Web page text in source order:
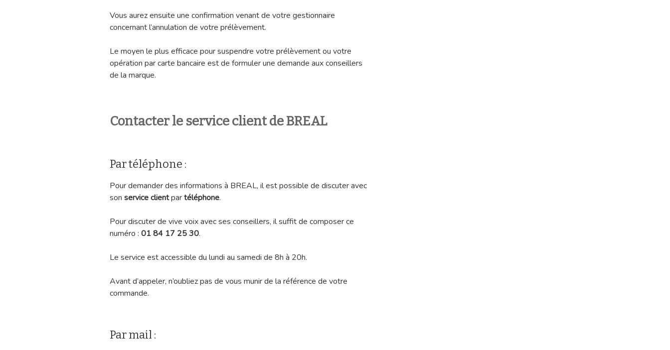
Vous aurez ensuite une confirmation venant de votre gestionnaire
concernant l’annulation de votre prélèvement.
Le moyen le plus efficace pour suspendre votre prélèvement ou votre
opération par carte bancaire est de formuler une demande aux conseillers
de la marque.
Contacter le service client de BREAL
Par téléphone :
Pour demander des informations à BREAL, il est possible de discuter avec
son service clientpartéléphone.
Pour discuter de vive voix avec ses conseillers, il suffit de composer ce
numéro : 01 84 17 25 30.
Le service est accessible du lundi au samedi de 8h à 20h.
Avant d’appeler, n’oubliez pas de vous munir de la référence de votre
commande.
Par mail :